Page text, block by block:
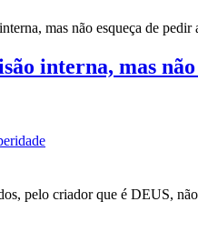
mas não esqueça de
interna, mas
pelo criador que é DEUS,